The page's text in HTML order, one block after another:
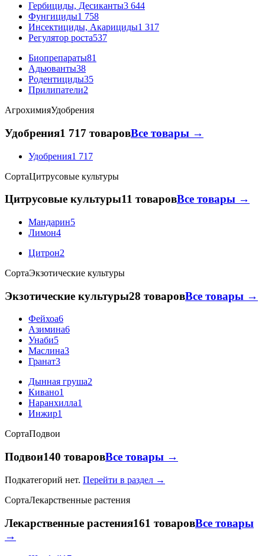
Гербициды, Десиканты3 644
Фунгициды1 758
Инсектициды, Акарициды1 317
Регулятор роста537
Биопрепараты81
Адьюванты38
Родентициды35
Прилипатели2
АгрохимияУдобрения
Удобрения1 717 товаровВсе товары →
Удобрения1 717
СортаЦитрусовые культуры
Цитрусовые культуры11 товаровВсе товары →
Мандарин5
Лимон4
Цитрон2
СортаЭкзотические культуры
Экзотические культуры28 товаровВсе товары →
Фейхоа6
Азимина6
Унаби5
Маслина3
Гранат3
Дынная груша2
Кивано1
Наранхилла1
Инжир1
СортаПодвои
Подвои140 товаровВсе товары →
Подкатегорий нет. Перейти в раздел →
СортаЛекарственные растения
Лекарственные растения161 товаровВсе товары
→